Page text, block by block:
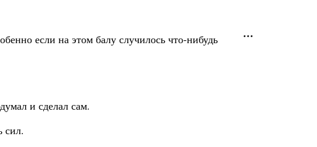
если на этом балу случилось что-нибудь
и сделал сам.
сил.